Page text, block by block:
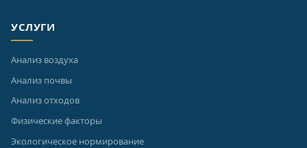
УСЛУГИ
Анализ воздуха
Анализ почвы
Анализ отходов
Физические факторы
Экологическое нормирование